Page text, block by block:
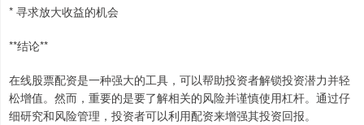
* 寻求放大收益的机会
**结论**
在线股票配资是一种强大的工具，可以帮助投资者解锁投资潜力并轻
松增值。然而，重要的是要了解相关的风险并谨慎使用杠杆。通过仔
细研究和风险管理，投资者可以利用配资来增强其投资回报。